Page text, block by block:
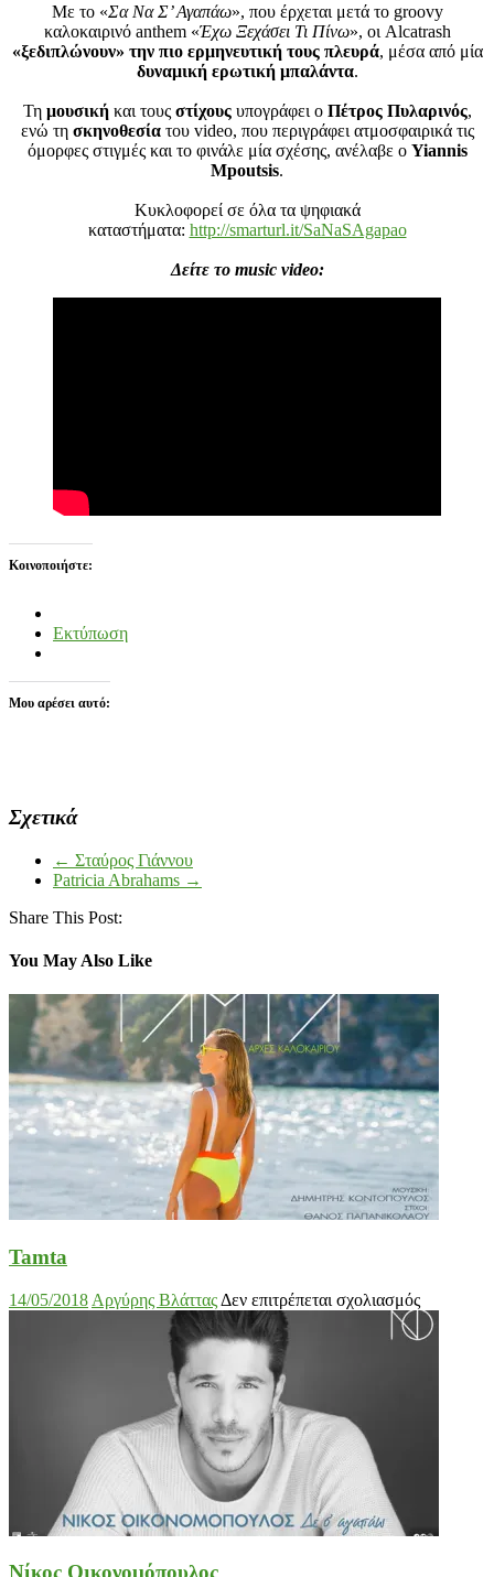
Με το «Σα Να Σ’ Αγαπάω», που έρχεται μετά το groovy
καλοκαιρινό anthem «Έχω Ξεχάσει Τι Πίνω», οι Alcatrash
«ξεδιπλώνουν» την πιο ερμηνευτική τους πλευρά, μέσα από μία
δυναμική ερωτική μπαλάντα.
Τη μουσική και τους στίχουςυπογράφει ο Πέτρος Πυλαρινός,
ενώ τη σκηνοθεσίατου video, που περιγράφει ατμοσφαιρικά τις
όμορφες στιγμές και το φινάλε μία σχέσης, ανέλαβε ο Yiannis
Mpoutsis.
Κυκλοφορεί σε όλα τα ψηφιακά
καταστήματα: http://smarturl.it/SaNaSAgapao
Δείτε το music video:
Κοινοποιήστε:
Εκτύπωση
Μου αρέσει αυτό:
Σχετικά
← Σταύρος Γιάννου
Patricia Abrahams →
Share This Post:
You May Also Like
Tamta
14/05/2018 Αργύρης Βλάττας Δεν επιτρέπεται σχολιασμόςστο
Tamta